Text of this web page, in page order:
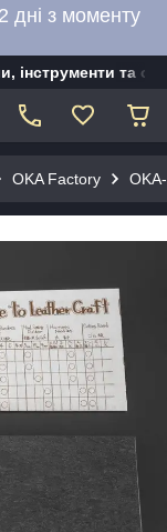
дні з моменту
та
OKA Factory